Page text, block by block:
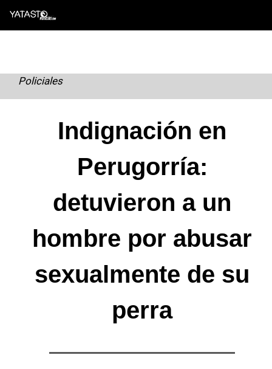
Skip
Policiales
Indignación en
Perugorría:
detuvieron a un
hombre por abusar
sexualmente de su
perra